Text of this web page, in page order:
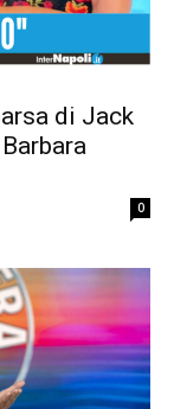
di Jack
0